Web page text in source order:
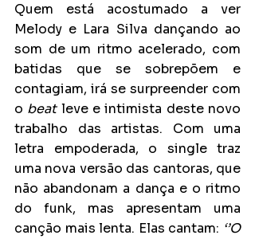
Quem está acostumado a ver
Melody e Lara Silva dançando ao
som de um ritmo acelerado, com
batidas que se sobrepõem e
contagiam, irá se surpreender com
o beat leve e intimista deste novo
trabalho das artistas. Com uma
letra empoderada, o single traz
uma nova versão das cantoras, que
não abandonam a dança e o ritmo
do funk, mas apresentam uma
canção mais lenta. Elas cantam: ‘’O